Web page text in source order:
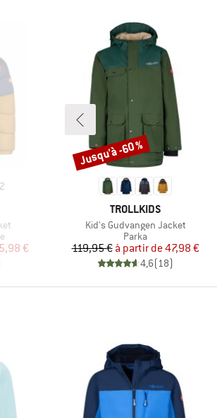
2
€
MARQUE
TROLLKIDS
Article
Kid's Gudvangen Jacket
Product group
Parka
Prix
119,95 € Prix réduit
à partir de47,98 €
4,6(18)
Remise
Jusqu'à -60 %